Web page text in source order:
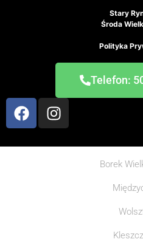
Stary
Środa
Polityka
Telefon:
Borek